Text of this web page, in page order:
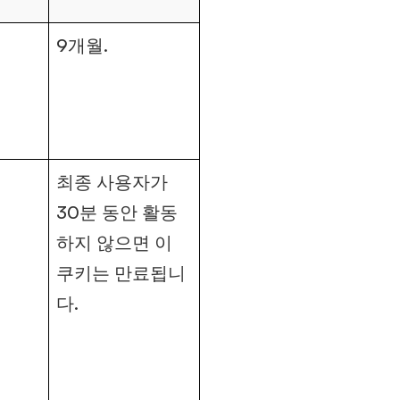
9개월.
최종 사용자가
30분 동안 활동
하지 않으면 이
쿠키는 만료됩니
다.